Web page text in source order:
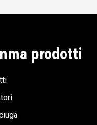
prodotti